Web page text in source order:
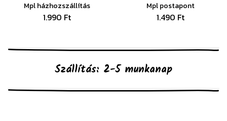
Mpl házhozszállítás
1.990 Ft
Mpl postapont
1.490 Ft
Szállítás: 2-5 munkanap